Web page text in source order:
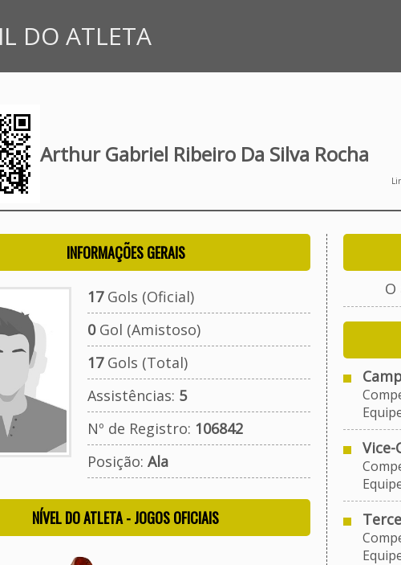
DO ATLETA
Arthur Gabriel Ribeiro Da Silva Rocha
INFORMAÇÕES GERAIS
17Gols (Oficial)
0Gol (Amistoso)
17Gols (Total)
Assistências: 5
Nº de Registro: 106842
Posição: Ala
NÍVEL DO ATLETA - JOGOS OFICIAIS
Vice-